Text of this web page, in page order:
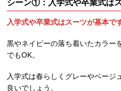
シーン①：入学式や卒業式は
入学式や卒業式はスーツが基本です
黒やネイビーの落ち着いたカラー
でもOK。
入学式は春らしくグレーやベージ
良いでしょう。